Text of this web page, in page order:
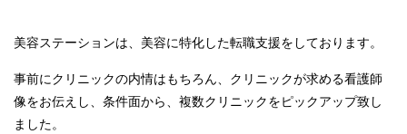
美容ステーションは、美容に特化した転職支援をしております。
事前にクリニックの内情はもちろん、クリニックが求める看護師
像をお伝えし、条件面から、複数クリニックをピックアップ致し
ました。